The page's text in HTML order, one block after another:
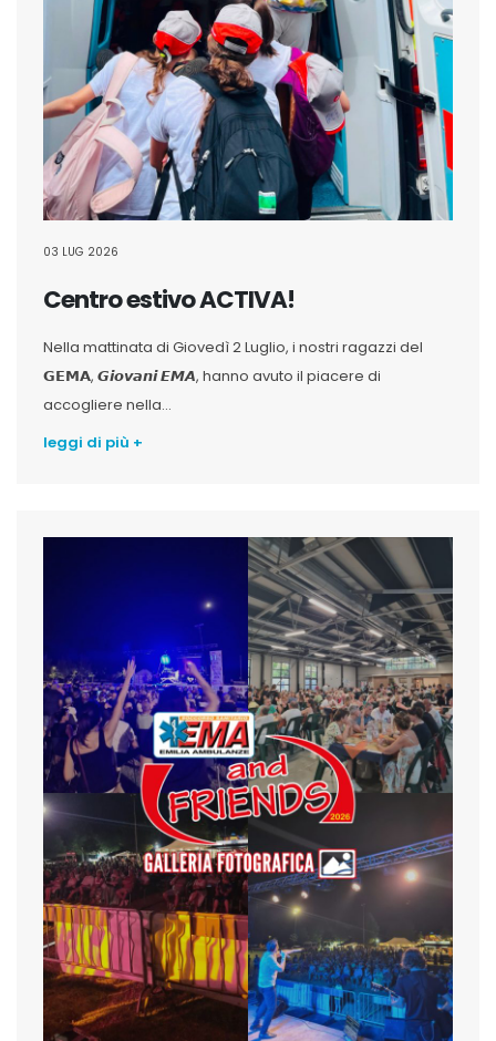
03 LUG 2026
Centro estivo ACTIVA!
Nella mattinata di Giovedì 2 Luglio, i nostri ragazzi del
𝗚𝗘𝗠𝗔, 𝙂𝙞𝙤𝙫𝙖𝙣𝙞 𝙀𝙈𝘼, hanno avuto il piacere di
accogliere nella...
leggi di più +